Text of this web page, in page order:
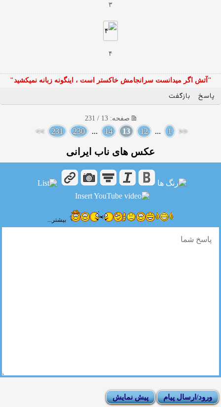
۳
۴
"آتش اگر ميدانست سرانجامش خاكستر است ، اينگونه زبانه نميكشيد"
پاسخ بازگفت
صفحه: 13 / 231
<<
1
...
12
13
14
...
230
231
>>
عکس های ناب ایرانی
بیشتر...